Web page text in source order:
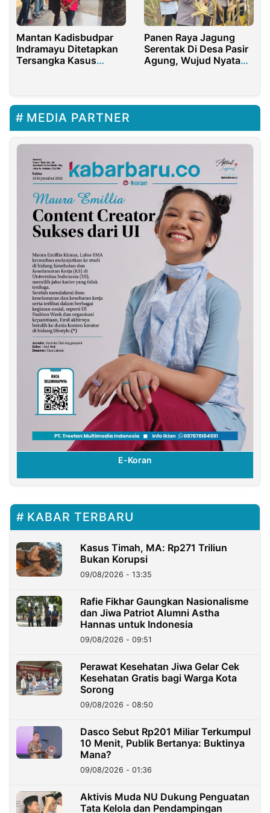
Mantan Kadisbudpar
Indramayu Ditetapkan
Tersangka Kasus
Panen Raya Jagung
Serentak Di Desa Pasir
Agung, Wujud Nyata
MEDIA PARTNER
E-Koran
KABAR TERBARU
Kasus Timah, MA: Rp271 Triliun
Bukan Korupsi
09/08/2026 - 13:35
Rafie Fikhar Gaungkan Nasionalisme
dan Jiwa Patriot Alumni Astha
Hannas untuk Indonesia
09/08/2026 - 09:51
Perawat Kesehatan Jiwa Gelar Cek
Kesehatan Gratis bagi Warga Kota
Sorong
09/08/2026 - 08:50
Dasco Sebut Rp201 Miliar Terkumpul
10 Menit, Publik Bertanya: Buktinya
Mana?
09/08/2026 - 01:36
Aktivis Muda NU Dukung Penguatan
Tata Kelola dan Pendampingan